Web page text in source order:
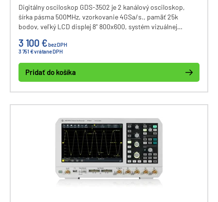
Digitálny osciloskop GDS-3502 je 2 kanálový osciloskop,
šírka pásma 500MHz, vzorkovanie 4GSa/s., pamäť 25k
bodov, veľký LCD displej 8" 800x600, systém vizuálnej
voliteľne I2C, SPI a UART. Rozhranie USB (host port), USB
(device port), RS-232, LAN, SVGA (video výstup). Výrobca
GW Instek (GoodWill).
3 100 €bez DPH
3 751 € vrátane DPH
Pridať do košíka